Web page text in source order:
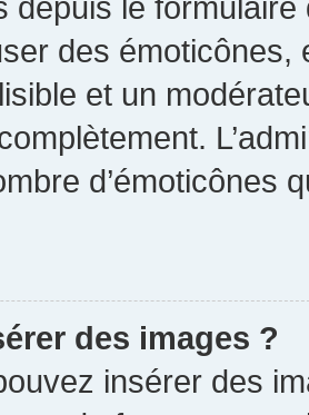
des
et un
d’émoticônes
des images ?
insérer des